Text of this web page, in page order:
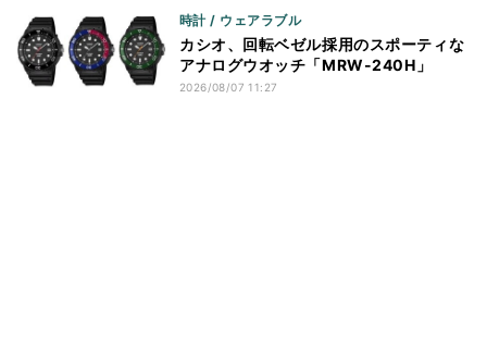
時計 / ウェアラブル
カシオ、回転ベゼル採用のスポーティな
アナログウオッチ「MRW-240H」
2026/08/07 11:27